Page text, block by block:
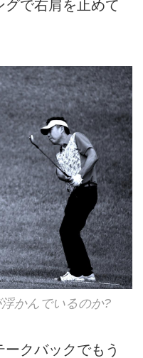
グで右肩を止めて
かんでいるのか?
クバックでもう